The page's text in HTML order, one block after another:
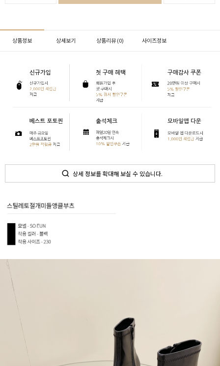
상품정보 상세보기 상품리뷰 (0) 사이즈정보
상세 정보를 확대해 보실 수 있습니다.